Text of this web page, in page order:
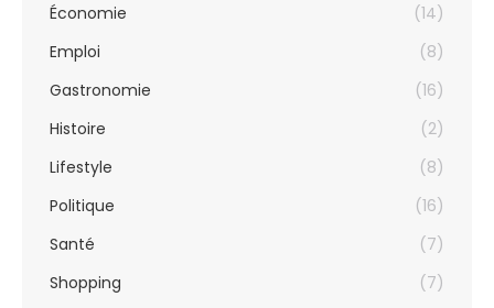
Économie
(14)
Emploi
(8)
Gastronomie
(16)
Histoire
(2)
Lifestyle
(8)
Politique
(16)
Santé
(7)
Shopping
(7)